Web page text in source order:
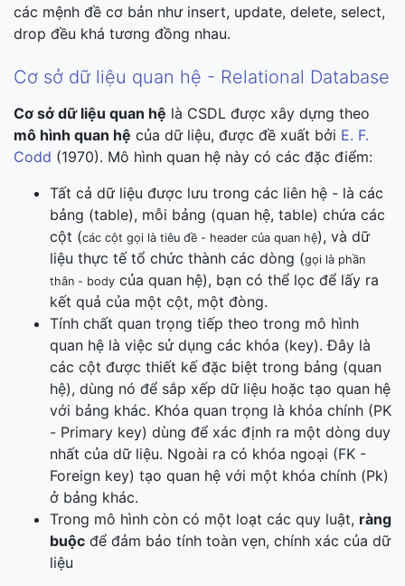
các mệnh đề cơ bản như insert, update, delete, select,
drop đều khá tương đồng nhau.
Cơ sở dữ liệu quan hệ - Relational Database
Cơ sở dữ liệu quan hệ là CSDL được xây dựng theo
mô hình quan hệ của dữ liệu, được đề xuất bởi E. F.
Codd (1970). Mô hình quan hệ này có các đặc điểm:
Tất cả dữ liệu được lưu trong các liên hệ - là các
bảng (table), mỗi bảng (quan hệ, table) chứa các
cột (các cột gọi là tiêu đề - header của quan hệ), và dữ
liệu thực tế tổ chức thành các dòng (gọi là phần
thân - body của quan hệ), bạn có thể lọc để lấy ra
kết quả của một cột, một đòng.
Tính chất quan trọng tiếp theo trong mô hình
quan hệ là việc sử dụng các khóa (key). Đây là
các cột được thiết kế đặc biệt trong bảng (quan
hệ), dùng nó để sắp xếp dữ liệu hoặc tạo quan hệ
với bảng khác. Khóa quan trọng là khóa chính (PK
- Primary key) dùng để xác định ra một dòng duy
nhất của dữ liệu. Ngoài ra có khóa ngoại (FK -
Foreign key) tạo quan hệ với một khóa chính (Pk)
ở bảng khác.
Trong mô hình còn có một loạt các quy luật, ràng
buộc để đảm bảo tính toàn vẹn, chính xác của dữ
liệu